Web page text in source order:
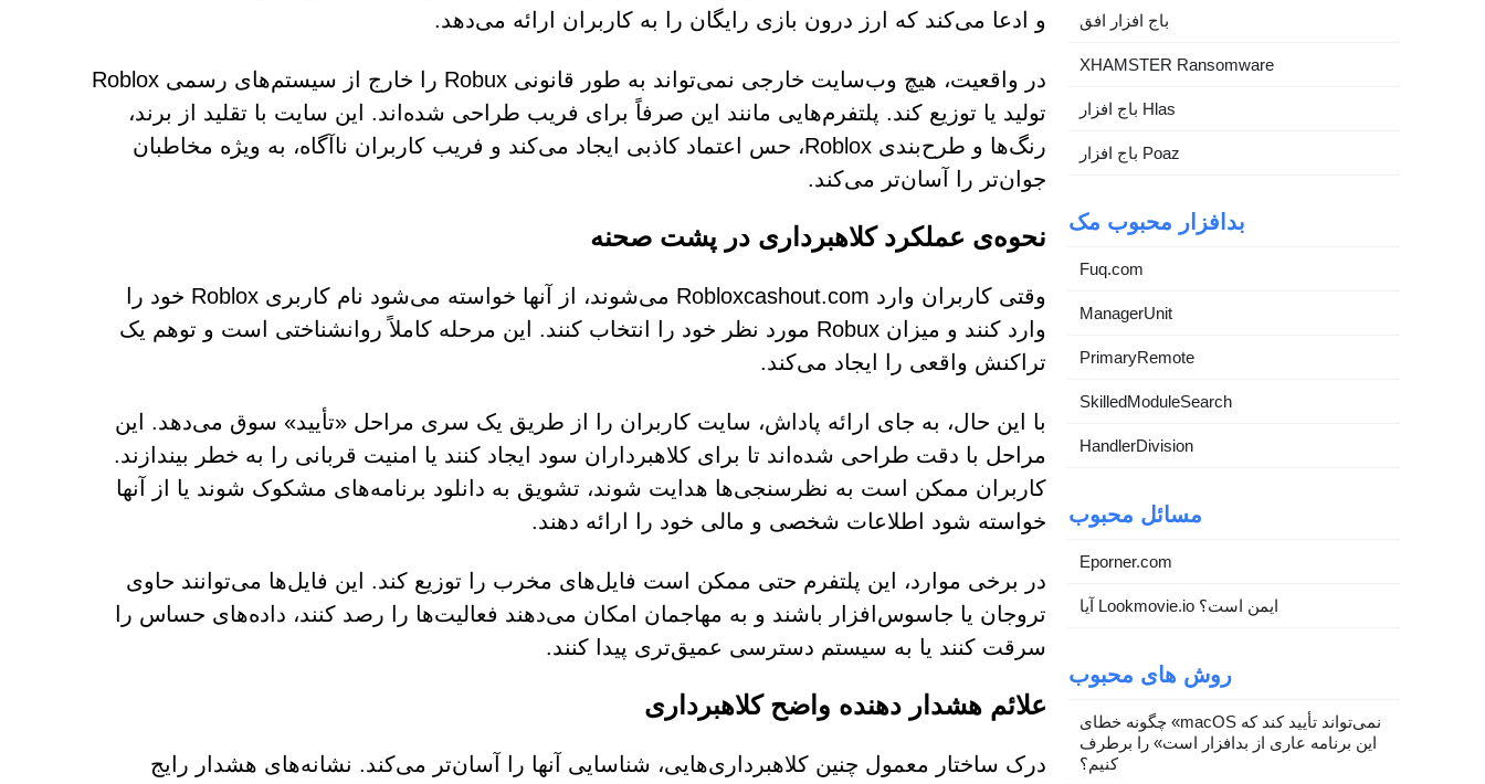
و ادعا می‌کند که ارز درون بازی رایگان را به کاربران ارائه می‌دهد.
در واقعیت، هیچ وب‌سایت خارجی نمی‌تواند به طور قانونی Robux را خارج از سیستم‌های رسمی Roblox
تولید یا توزیع کند. پلتفرم‌هایی مانند این صرفاً برای فریب طراحی شده‌اند. این سایت با تقلید از برند،
رنگ‌ها و طرح‌بندی Roblox، حس اعتماد کاذبی ایجاد می‌کند و فریب کاربران ناآگاه، به ویژه مخاطبان
جوان‌تر را آسان‌تر می‌کند.
نحوه‌ی عملکرد کلاهبرداری در پشت صحنه
وقتی کاربران وارد Robloxcashout.com می‌شوند، از آنها خواسته می‌شود نام کاربری Roblox خود را
وارد کنند و میزان Robux مورد نظر خود را انتخاب کنند. این مرحله کاملاً روانشناختی است و توهم یک
تراکنش واقعی را ایجاد می‌کند.
با این حال، به جای ارائه پاداش، سایت کاربران را از طریق یک سری مراحل «تأیید» سوق می‌دهد. این
مراحل با دقت طراحی شده‌اند تا برای کلاهبرداران سود ایجاد کنند یا امنیت قربانی را به خطر بیندازند.
کاربران ممکن است به نظرسنجی‌ها هدایت شوند، تشویق به دانلود برنامه‌های مشکوک شوند یا از آنها
خواسته شود اطلاعات شخصی و مالی خود را ارائه دهند.
در برخی موارد، این پلتفرم حتی ممکن است فایل‌های مخرب را توزیع کند. این فایل‌ها می‌توانند حاوی
تروجان یا جاسوس‌افزار باشند و به مهاجمان امکان می‌دهند فعالیت‌ها را رصد کنند، داده‌های حساس را
سرقت کنند یا به سیستم دسترسی عمیق‌تری پیدا کنند.
علائم هشدار دهنده واضح کلاهبرداری
درک ساختار معمول چنین کلاهبرداری‌هایی، شناسایی آنها را آسان‌تر می‌کند. نشانه‌های هشدار رایج
باج افزار افق
XHAMSTER Ransomware
باج افزار Hlas
باج افزار Poaz
بدافزار محبوب مک
Fuq.com
ManagerUnit
PrimaryRemote
SkilledModuleSearch
HandlerDivision
مسائل محبوب
Eporner.com
آیا Lookmovie.io ایمن است؟
روش های محبوب
چگونه خطای «macOS نمی‌تواند تأیید کند که
این برنامه عاری از بدافزار است» را برطرف
کنیم؟